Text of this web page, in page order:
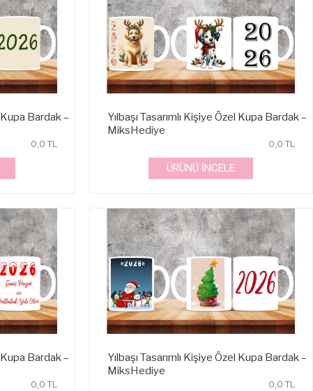
Kupa Bardak –
0,0 TL
Yılbaşı Tasarımlı Kişiye Özel Kupa Bardak –
MiksHediye
0,0 TL
ÜRÜNÜ İNCELE
Kupa Bardak –
0,0 TL
Yılbaşı Tasarımlı Kişiye Özel Kupa Bardak –
MiksHediye
0,0 TL